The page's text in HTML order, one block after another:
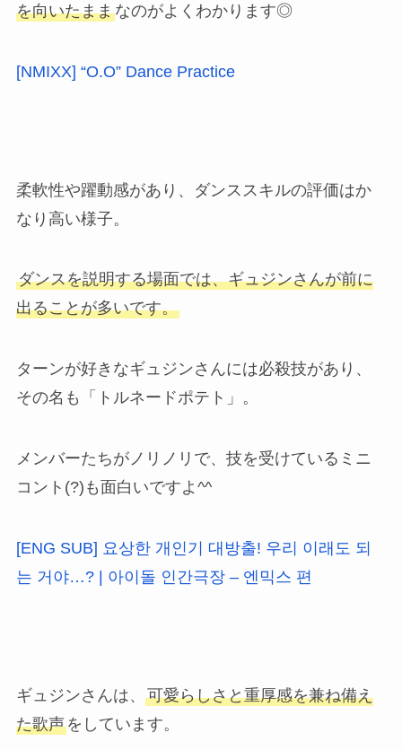
を向いたままなのがよくわかります◎
[NMIXX] “O.O” Dance Practice
柔軟性や躍動感があり、ダンススキルの評価はか
なり高い様子。
ダンスを説明する場面では、ギュジンさんが前に
出ることが多いです。
ターンが好きなギュジンさんには必殺技があり、
その名も「トルネードポテト」。
メンバーたちがノリノリで、技を受けているミニ
コント(?)も面白いですよ^^
[ENG SUB] 요상한 개인기 대방출! 우리 이래도 되
는 거야…? | 아이돌 인간극장 – 엔믹스 편
ギュジンさんは、 可愛らしさと重厚感を兼ね備え
た歌声をしています。